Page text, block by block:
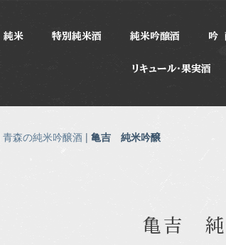
純米 特別純米酒 純米吟醸酒 吟
リキュール・果実酒
青森の純米吟醸酒 | 亀吉 純米吟醸
亀吉 純